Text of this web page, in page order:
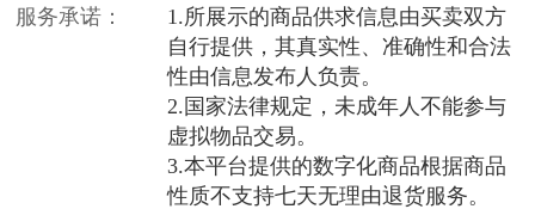
服务承诺：
1.所展示的商品供求信息由买卖双方
自行提供，其真实性、准确性和合法
性由信息发布人负责。
2.国家法律规定，未成年人不能参与
虚拟物品交易。
3.本平台提供的数字化商品根据商品
性质不支持七天无理由退货服务。